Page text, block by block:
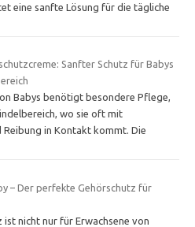
eine sanfte Lösung für die tägliche
Sanfter Schutz für Babys
Babys benötigt besondere Pflege,
wo sie oft mit
Reibung in Kontakt kommt. Die
– Der perfekte Gehörschutz für
ist nicht nur für Erwachsene von